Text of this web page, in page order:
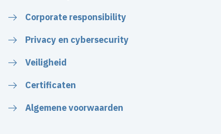
Corporate responsibility
Privacy en cybersecurity
Veiligheid
Certificaten
Algemene voorwaarden